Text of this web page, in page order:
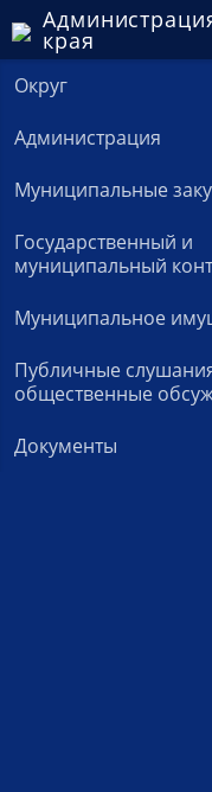
края
Округ
Администрация
Муниципальные
Государственный и
муниципальный
Муниципальное
Публичные
общественные
Документы